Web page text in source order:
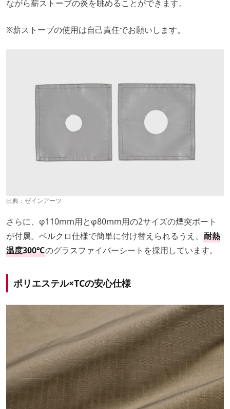
ながら薪ストーブの炎を眺めることができます。
※薪ストーブの使用は自己責任でお願いします。
出典： ゼインアーツ
さらに、φ110mm用とφ80mm用の2サイズの煙突ポート
が付属。ベルクロ仕様で簡単に付け替えられるうえ、 耐熱
温度300℃のグラスファイバーシートを採用しています。
ポリエステル×TCの安心仕様